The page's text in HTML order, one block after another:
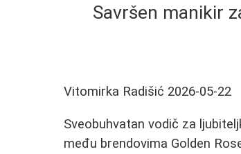
Savršen manikir
Vitomirka Radišić 2026-05-22
Sveobuhvatan vodič za
među brendovima Golden